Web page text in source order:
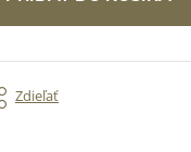
Zdieľať